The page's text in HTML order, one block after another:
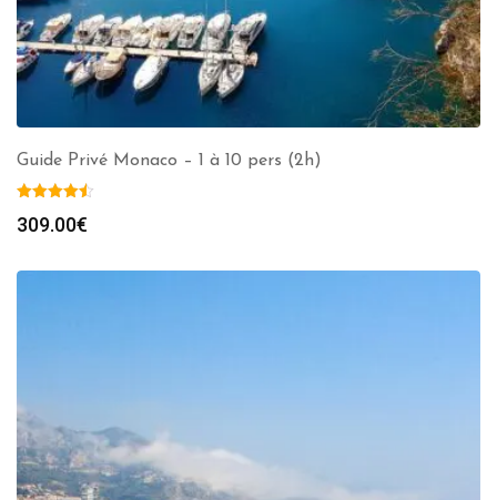
Guide Privé Monaco – 1 à 10 pers (2h)
309.00€